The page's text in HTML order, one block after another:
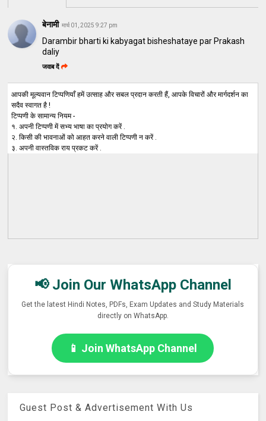
बेनामी मार्च 01, 2025 9:27 pm
Darambir bharti ki kabyagat bisheshataye par Prakash
daliy
जवाब दें
आपकी मूल्यवान टिप्पणियाँ हमें उत्साह और सबल प्रदान करती हैं, आपके विचारों और मार्गदर्शन का
सदैव स्वागत है !
टिप्पणी के सामान्य नियम -
१. अपनी टिप्पणी में सभ्य भाषा का प्रयोग करें .
२. किसी की भावनाओं को आहत करने वाली टिप्पणी न करें .
३. अपनी वास्तविक राय प्रकट करें .
📢 Join Our WhatsApp Channel
Get the latest Hindi Notes, PDFs, Exam Updates and Study Materials
directly on WhatsApp.
📱 Join WhatsApp Channel
Guest Post & Advertisement With Us